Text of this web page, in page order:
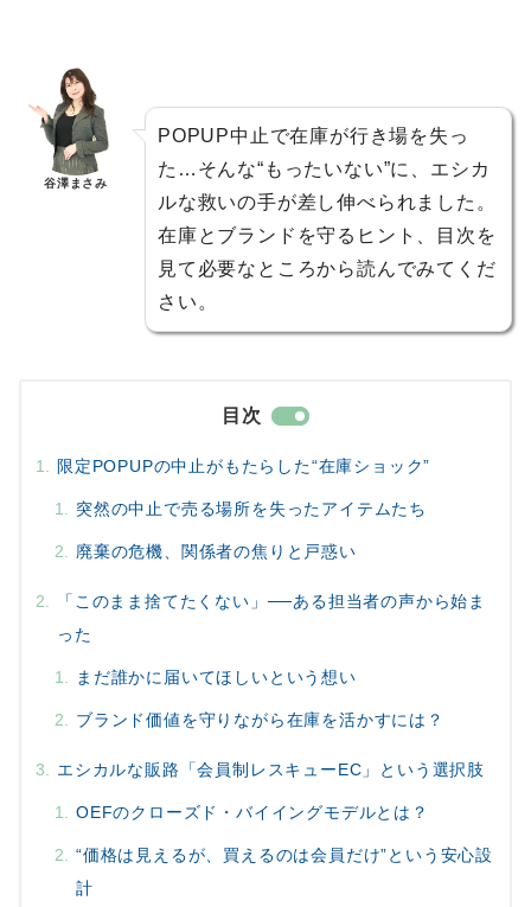
谷澤まさみ
POPUP中止で在庫が行き場を失っ
た…そんな“もったいない”に、エシカ
ルな救いの手が差し伸べられました。
在庫とブランドを守るヒント、目次を
見て必要なところから読んでみてくだ
さい。
目次
限定POPUPの中止がもたらした“在庫ショック”
突然の中止で売る場所を失ったアイテムたち
廃棄の危機、関係者の焦りと戸惑い
「このまま捨てたくない」──ある担当者の声から始ま
った
まだ誰かに届いてほしいという想い
ブランド価値を守りながら在庫を活かすには？
エシカルな販路「会員制レスキューEC」という選択肢
OEFのクローズド・バイイングモデルとは？
“価格は見えるが、買えるのは会員だけ”という安心設
計